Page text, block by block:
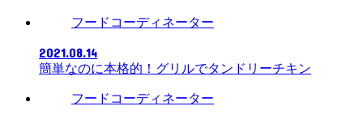
フードコーディネーター
2021.08.14
簡単なのに本格的！グリルでタンドリーチキン
フードコーディネーター